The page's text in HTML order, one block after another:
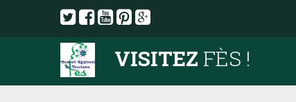
VISITEZ FÈS !